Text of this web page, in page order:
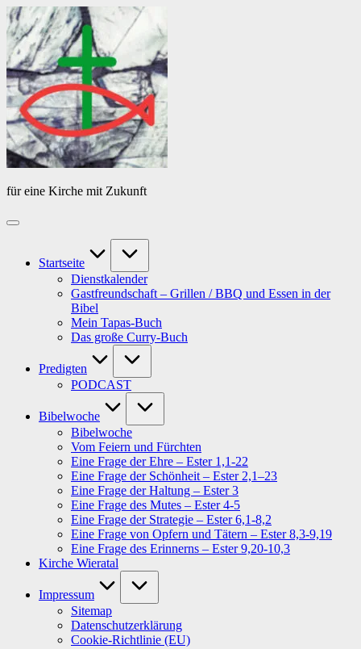
Skip
to
content
von
PfarrerB
für eine Kirche mit Zukunft
Startseite
Dienstkalender
Gastfreundschaft – Grillen / BBQ und Essen in der
Bibel
Mein Tapas-Buch
Das große Curry-Buch
Predigten
PODCAST
Bibelwoche
Bibelwoche
Vom Feiern und Fürchten
Eine Frage der Ehre – Ester 1,1-22
Eine Frage der Schönheit – Ester 2,1–23
Eine Frage der Haltung – Ester 3
Eine Frage des Mutes – Ester 4-5
Eine Frage der Strategie – Ester 6,1-8,2
Eine Frage von Opfern und Tätern – Ester 8,3-9,19
Eine Frage des Erinnerns – Ester 9,20-10,3
Kirche Wieratal
Impressum
Sitemap
Datenschutzerklärung
Cookie-Richtlinie (EU)